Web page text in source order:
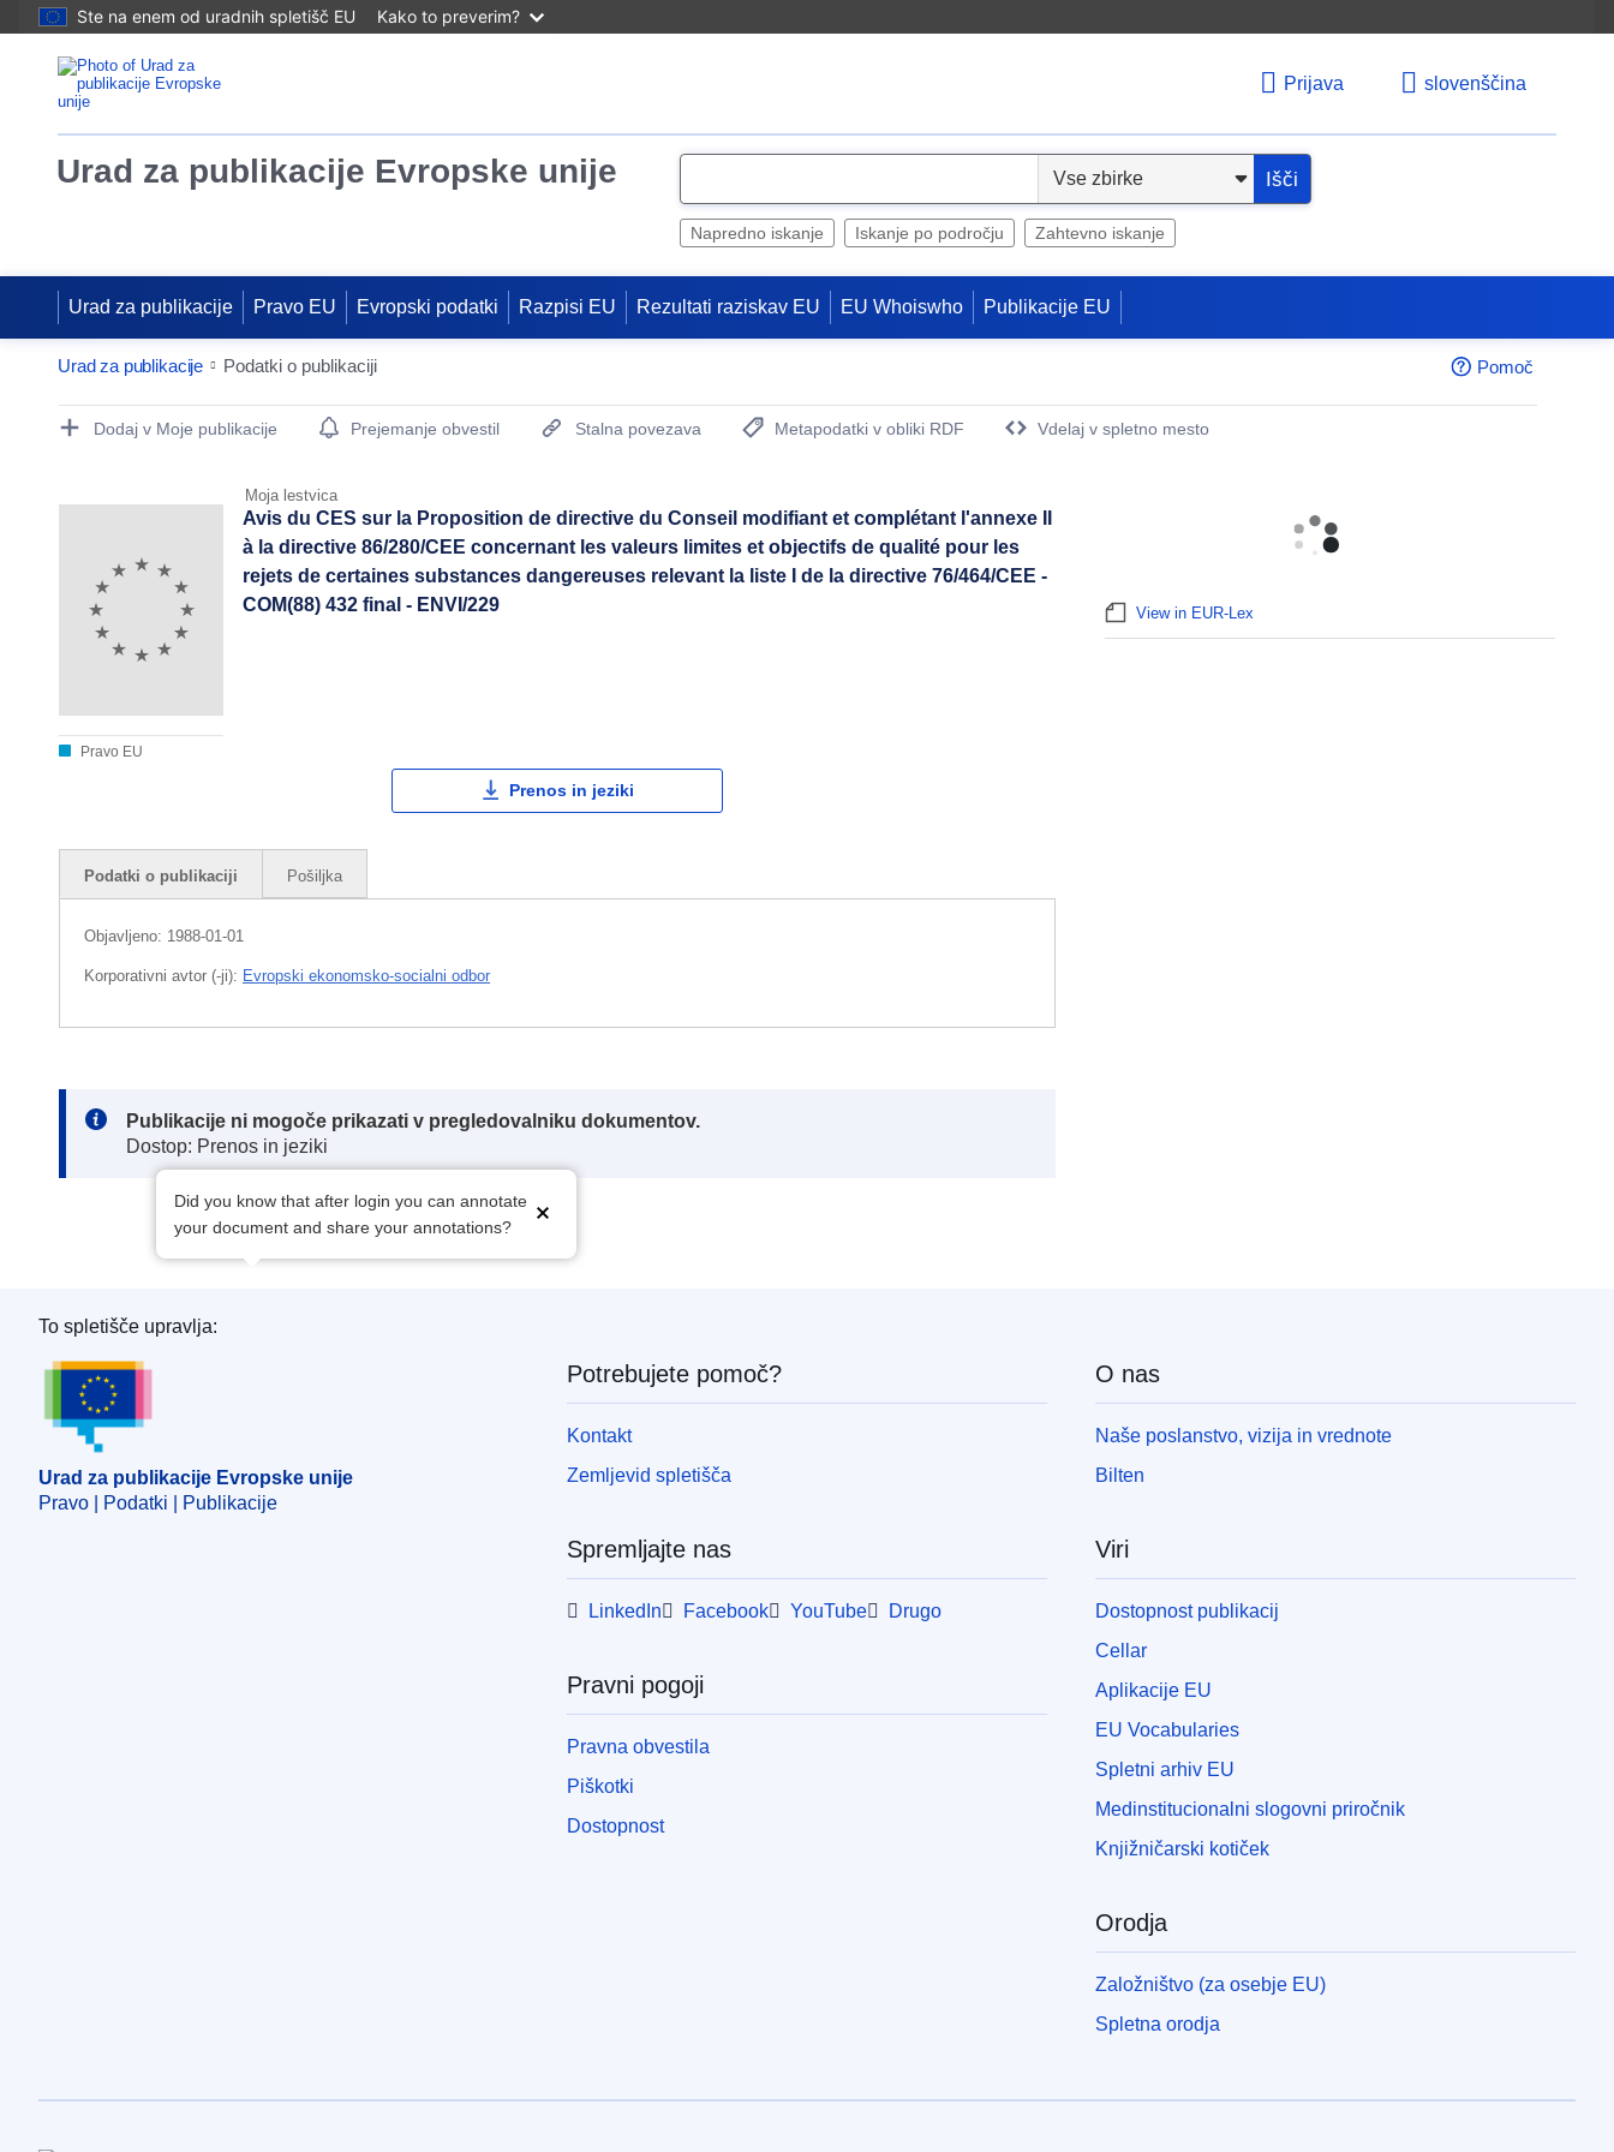
Ste na enem od uradnih spletišč EU Kako to preverim?
Prijava slovenščina
Urad za publikacije Evropske unije
e
Išči
Napredno iskanje Iskanje po področju Zahtevno iskanje
Urad za publikacije Pravo EU Evropski podatki Razpisi EU Rezultati raziskav EU EU Whoiswho Publikacije EU
Urad za publikacije Podatki o publikaciji Pomoč
Publication Detail Actions Portlet
Dodaj v Moje publikacije Prejemanje obvestil Stalna povezava
Metapodatki v obliki RDF
Vdelaj v spletno mesto
Moja lestvica
Pravo EU
Avis du CES sur la Proposition de directive du Conseil modifiant et complétant l'annexe II
à la directive 86/280/CEE concernant les valeurs limites et objectifs de qualité pour les
rejets de certaines substances dangereuses relevant la liste I de la directive 76/464/CEE -
COM(88) 432 final - ENVI/229
Prenos in jeziki
Podatki o publikaciji Pošiljka
Objavljeno: 1988-01-01
Korporativni avtor (-ji): Evropski ekonomsko-socialni odbor
Note:
Publikacije ni mogoče prikazati v pregledovalniku dokumentov.
Dostop: Prenos in jeziki
Did you know that after login you can annotate
your document and share your annotations?
View in EUR-Lex
Urad za publikacije Evropske unije
To spletišče upravlja:
Urad za publikacije Evropske unije
Pravo | Podatki | Publikacije
Potrebujete pomoč?
Kontakt
Zemljevid spletišča
Spremljajte nas
LinkedIn Facebook YouTube Drugo
Pravni pogoji
Pravna obvestila
Piškotki
Dostopnost
O nas
Naše poslanstvo, vizija in vrednote
Bilten
Viri
Dostopnost publikacij
Cellar
Aplikacije EU
EU Vocabularies
Spletni arhiv EU
Medinstitucionalni slogovni priročnik
Knjižničarski kotiček
Orodja
Založništvo (za osebje EU)
Spletna orodja